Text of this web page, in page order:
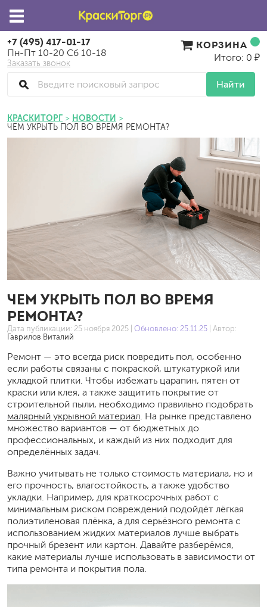
+7 (495) 417-01-17
Пн-Пт 10-20 Сб 10-18
Заказать звонок
Найти
КОРЗИНА
Итого: 0 ₽
КРАСКИТОРГ НОВОСТИ
ЧЕМ УКРЫТЬ ПОЛ ВО ВРЕМЯ РЕМОНТА?
ЧЕМ УКРЫТЬ ПОЛ ВО ВРЕМЯ
РЕМОНТА?
Дата публикации: 25 ноября 2025 Обновлено: 25.11.25 | Автор:
Гаврилов Виталий
Ремонт — это всегда риск повредить пол, особенно
если работы связаны с покраской, штукатуркой или
укладкой плитки. Чтобы избежать царапин, пятен от
краски или клея, а также защитить покрытие от
строительной пыли, необходимо правильно подобрать
малярный укрывной материал . На рынке представлено
множество вариантов — от бюджетных до
профессиональных, и каждый из них подходит для
определённых задач.
Важно учитывать не только стоимость материала, но и
его прочность, влагостойкость, а также удобство
укладки. Например, для краткосрочных работ с
минимальным риском повреждений подойдёт лёгкая
полиэтиленовая плёнка, а для серьёзного ремонта с
использованием жидких материалов лучше выбрать
прочный брезент или картон. Давайте разберёмся,
какие материалы лучше использовать в зависимости от
типа ремонта и покрытия пола.